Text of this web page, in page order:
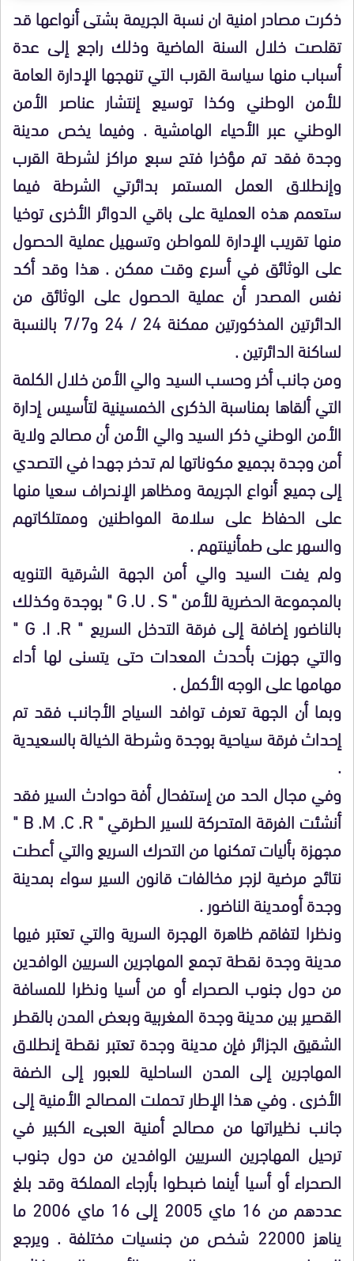
ذكرت مصادر امنية ان نسبة الجريمة بشتى أنواعها قد
تقلصت خلال السنة الماضية وذلك راجع إلى عدة
أسباب منها سياسة القرب التي تنهجها الإدارة العامة
للأمن الوطني وكذا توسيع إنتشار عناصر الأمن
الوطني عبر الأحياء الهامشية . وفيما يخص مدينة
وجدة فقد تم مؤخرا فتح سبع مراكز لشرطة القرب
وإنطلاق العمل المستمر بدائرتي الشرطة فيما
ستعمم هذه العملية على باقي الدوائر الأخرى توخيا
منها تقريب الإدارة للمواطن وتسهيل عملية الحصول
على الوثائق في أسرع وقت ممكن . هذا وقد أكد
نفس المصدر أن عملية الحصول على الوثائق من
الدائرتين المذكورتين ممكنة 24 / 24 و7/7 بالنسبة
لساكنة الدائرتين .
ومن جانب أخر وحسب السيد والي الأمن خلال الكلمة
التي ألقاها بمناسبة الذكرى الخمسينية لتأسيس إدارة
الأمن الوطني ذكر السيد والي الأمن أن مصالح ولاية
أمن وجدة بجميع مكوناتها لم تدخر جهدا في التصدي
إلى جميع أنواع الجريمة ومظاهر الإنحراف سعيا منها
على الحفاظ على سلامة المواطنين وممتلكاتهم
والسهر على طمأنينتهم .
ولم يفت السيد والي أمن الجهة الشرقية التنويه
بالمجموعة الحضرية للأمن " G .U . S " بوجدة وكذلك
بالناضور إضافة إلى فرقة التدخل السريع " G .I .R "
والتي جهزت بأحدث المعدات حتى يتسنى لها أداء
مهامها على الوجه الأكمل .
وبما أن الجهة تعرف توافد السياح الأجانب فقد تم
إحداث فرقة سياحية بوجدة وشرطة الخيالة بالسعيدية
.
وفي مجال الحد من إستفحال أفة حوادث السير فقد
أنشئت الفرقة المتحركة للسير الطرقي " B .M .C .R "
مجهزة بأليات تمكنها من التحرك السريع والتي أعطت
نتائج مرضية لزجر مخالفات قانون السير سواء بمدينة
وجدة أومدينة الناضور .
ونظرا لتفاقم ظاهرة الهجرة السرية والتي تعتبر فيها
مدينة وجدة نقطة تجمع المهاجرين السريين الوافدين
من دول جنوب الصحراء أو من أسيا ونظرا للمسافة
القصير بين مدينة وجدة المغربية وبعض المدن بالقطر
الشقيق الجزائر فإن مدينة وجدة تعتبر نقطة إنطلاق
المهاجرين إلى المدن الساحلية للعبور إلى الضفة
الأخرى . وفي هذا الإطار تحملت المصالح الأمنية إلى
جانب نظيراتها من مصالح أمنية العبىء الكبير في
ترحيل المهاجرين السريين الوافدين من دول جنوب
الصحراء أو أسيا أينما ضبطوا بأرجاء المملكة وقد بلغ
عددهم من 16 ماي 2005 إلى 16 ماي 2006 ما
يناهز 22000 شخص من جنسيات مختلفة . ويرجع